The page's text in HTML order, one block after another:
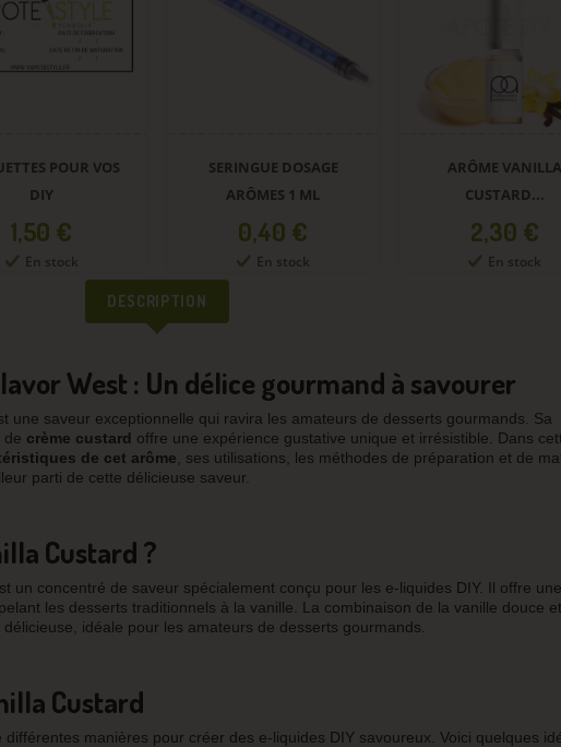
POUR VOS
DIY
Prix
1,50 €
En stock
SERINGUE DOSAGE
ARÔMES 1 ML
Prix
0,40 €
En stock
ARÔME VANILLA
CUSTARD...
Prix
2,30 €
En stock
DESCRIPTION
West : Un délice gourmand à savourer
une saveur exceptionnelle qui ravira les amateurs de desserts gourmands. Sa
de crème custard offre une expérience gustative unique et irrésistible. Dans
de cet arôme , ses utilisations, les méthodes de préparation et de
parti de cette délicieuse saveur.
Custard ?
un concentré de saveur spécialement conçu pour les e-liquides DIY. Il offre une
les desserts traditionnels à la vanille. La combinaison de la vanille douce
idéale pour les amateurs de desserts gourmands.
Custard
différentes manières pour créer des e-liquides DIY savoureux. Voici quelques